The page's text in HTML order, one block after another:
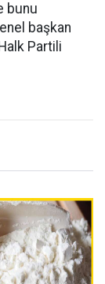
bunu
başkan
Partili